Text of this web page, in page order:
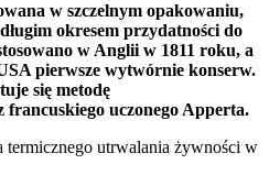
w szczelnym opakowaniu,
okresem przydatności do
w Anglii w 1811 roku, a
pierwsze wytwórnie konserw.
się metodę
uczonego Apperta.
termicznego utrwalania żywności w